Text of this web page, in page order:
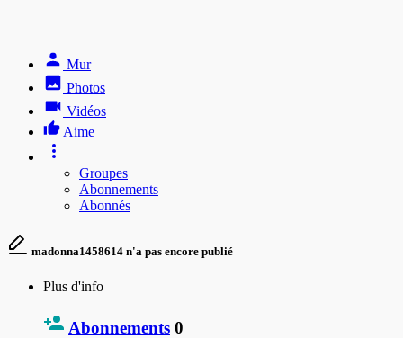
Mur
Photos
Vidéos
Aime
Groupes
Abonnements
Abonnés
madonna1458614 n'a pas encore publié
Plus d'info
Abonnements 0